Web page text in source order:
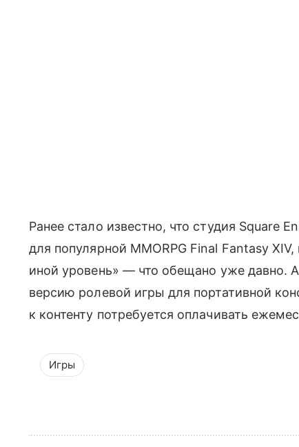
Ранее стало известно, что студия Square
для популярной MMORPG Final Fantasy
иной уровень» — что обещано уже давно.
версию ролевой игры для портативной
к контенту потребуется оплачивать
Игры